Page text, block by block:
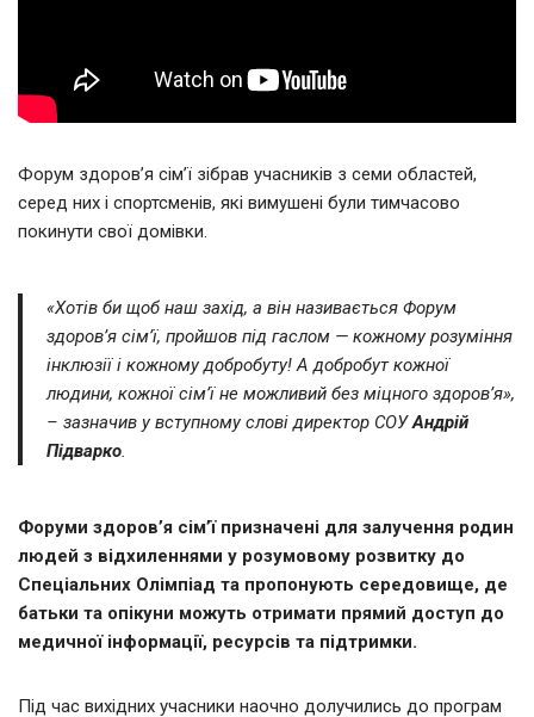
Форум здоров’я сім’ї зібрав учасників з семи областей,
серед них і спортсменів, які вимушені були тимчасово
покинути свої домівки.
«Хотів би щоб наш захід, а він називається Форум
здоров’я сім’ї, пройшов під гаслом — кожному розуміння
інклюзії і кожному добробуту! А добробут кожної
людини, кожної сім’ї не можливий без міцного здоров’я»,
– зазначив у вступному слові директор СОУАндрій
Підварко
Форуми здоров’я сім’ї призначені для залучення родин
людей з відхиленнями у розумовому розвитку до
Спеціальних Олімпіад та пропонують середовище, де
батьки та опікуни можуть отримати прямий доступ до
медичної інформації, ресурсів та підтримки.
Під час вихідних учасники наочно долучились до програм